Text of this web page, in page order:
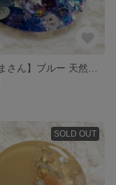
SOLD OUT